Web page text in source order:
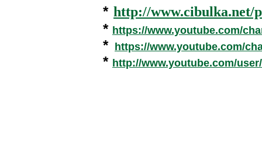
* http://www.cibulka.net/
* https://www.youtube.com/
* https://www.youtube.com/
* http://www.youtube.com/